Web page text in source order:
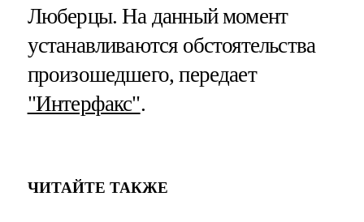
Люберцы. На данный момент
устанавливаются обстоятельства
произошедшего, передает
"Интерфакс".
ЧИТАЙТЕ ТАКЖЕ